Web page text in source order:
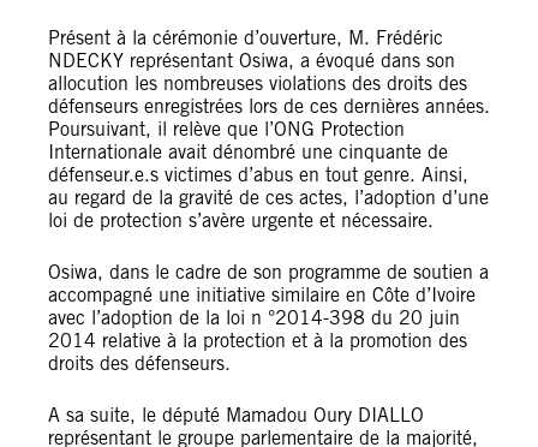
Présent à la cérémonie d’ouverture, M. Frédéric
NDECKY représentant Osiwa, a évoqué dans son
allocution les nombreuses violations des droits des
défenseurs enregistrées lors de ces dernières années.
Poursuivant, il relève que l’ONG Protection
Internationale avait dénombré une cinquante de
défenseur.e.s victimes d’abus en tout genre. Ainsi,
au regard de la gravité de ces actes, l’adoption d’une
loi de protection s’avère urgente et nécessaire.
Osiwa, dans le cadre de son programme de soutien a
accompagné une initiative similaire en Côte d’Ivoire
avec l’adoption de la loi n °2014-398 du 20 juin
2014 relative à la protection et à la promotion des
droits des défenseurs.
A sa suite, le député Mamadou Oury DIALLO
représentant le groupe parlementaire de la majorité,